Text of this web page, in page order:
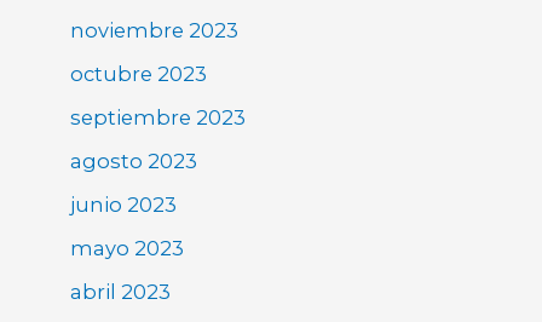
noviembre 2023
octubre 2023
septiembre 2023
agosto 2023
junio 2023
mayo 2023
abril 2023